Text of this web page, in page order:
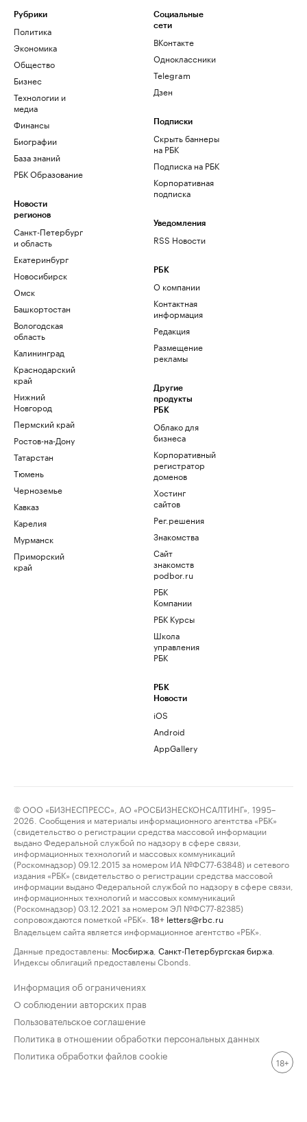
Рубрики
Политика
Экономика
Общество
Бизнес
Технологии и
медиа
Финансы
Биографии
База знаний
РБК Образование
Новости
регионов
Санкт-Петербург
и область
Екатеринбург
Новосибирск
Омск
Башкортостан
Вологодская
область
Калининград
Краснодарский
край
Нижний
Новгород
Пермский край
Ростов-на-Дону
Татарстан
Тюмень
Черноземье
Кавказ
Карелия
Мурманск
Приморский
край
Социальные
сети
ВКонтакте
Одноклассники
Telegram
Дзен
Подписки
Скрыть баннеры
на РБК
Подписка на РБК
Корпоративная
подписка
Уведомления
RSS Новости
РБК
О компании
Контактная
информация
Редакция
Размещение
рекламы
Другие
продукты
РБК
Облако для
бизнеса
Корпоративный
регистратор
доменов
Хостинг
сайтов
Рег.решения
Знакомства
Сайт
знакомств
podbor.ru
РБК
Компании
РБК Курсы
Школа
управления
РБК
РБК
Новости
iOS
Android
AppGallery
© ООО «БИЗНЕСПРЕСС», АО «РОСБИЗНЕСКОНСАЛТИНГ», 1995–
2026. Сообщения и материалы информационного агентства «РБК»
(свидетельство о регистрации средства массовой информации
выдано Федеральной службой по надзору в сфере связи,
информационных технологий и массовых коммуникаций
(Роскомнадзор) 09.12.2015 за номером ИА №ФС77-63848) и сетевого
издания «РБК» (свидетельство о регистрации средства массовой
информации выдано Федеральной службой по надзору в сфере связи,
информационных технологий и массовых коммуникаций
(Роскомнадзор) 03.12.2021 за номером ЭЛ №ФС77-82385)
сопровождаются пометкой «РБК».
18+ letters@rbc.ru
Владельцем сайта является информационное агентство «РБК».
Данные предоставлены: Мосбиржа Санкт-Петербургская биржа
Индексы облигаций предоставлены Cbonds.
Информация об ограничениях
О соблюдении авторских прав
Пользовательское соглашение
Политика в отношении обработки персональных данных
Политика обработки файлов cookie
18+